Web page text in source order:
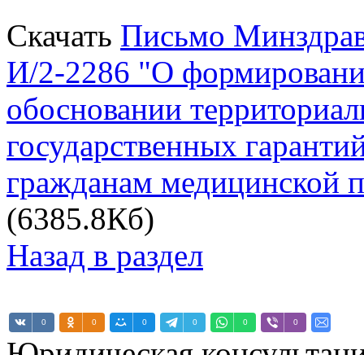
Скачать Письмо
И/2-2286 "О
обосновании
государственных
гражданам медицинской
(6385.8Кб)
Назад в раздел
0 0 0 0 0 0